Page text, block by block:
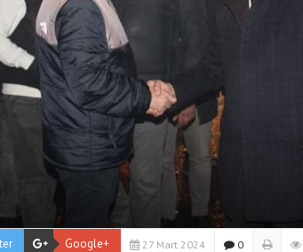
Google+ 27 Mart 2024 0